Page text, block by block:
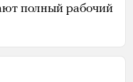
полный рабочий